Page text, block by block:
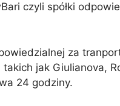
czyli spółki
za
jak Giulianova,
24 godziny.